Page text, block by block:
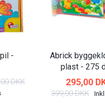
-
DKK
Abrick
plast - 275
295,00
399,00 DKK